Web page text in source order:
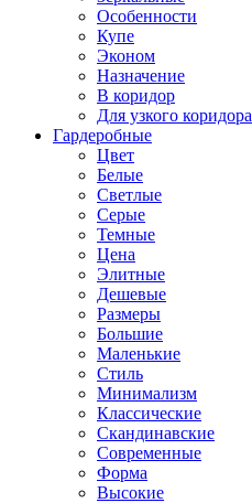
Особенности
Купе
Эконом
Назначение
В коридор
Для узкого коридора
Гардеробные
Цвет
Белые
Светлые
Серые
Темные
Цена
Элитные
Дешевые
Размеры
Большие
Маленькие
Стиль
Минимализм
Классические
Скандинавские
Современные
Форма
Высокие